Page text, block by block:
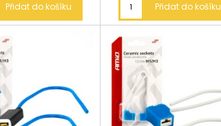
Přidat do košíku Přidat do košíku